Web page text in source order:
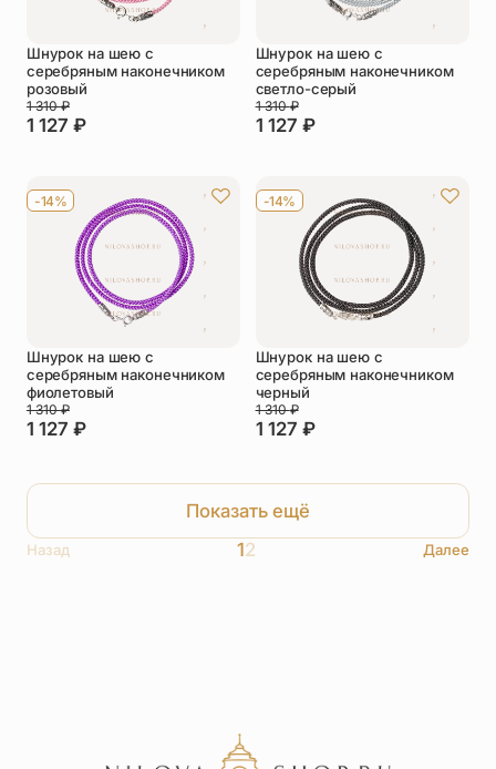
Шнурок на шею с
серебряным наконечником
розовый
1 127 ₽
1 310₽
Шнурок на шею с
серебряным наконечником
светло-серый
1 127 ₽
1 310₽
-14%
Шнурок на шею с
серебряным наконечником
фиолетовый
1 127 ₽
1 310₽
-14%
Шнурок на шею с
серебряным наконечником
черный
1 127 ₽
1 310₽
Показать ещё
Назад 12 Далее